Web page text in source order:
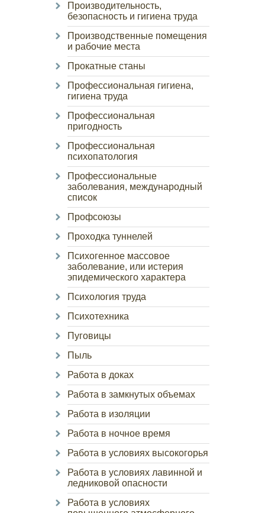
Производительность,
безопасность и гигиена труда
Производственные помещения
и рабочие места
Прокатные станы
Профессиональная гигиена,
гигиена труда
Профессиональная
пригодность
Профессиональная
психопатология
Профессиональные
заболевания, международный
список
Профсоюзы
Проходка туннелей
Психогенное массовое
заболевание, или истерия
эпидемического характера
Психология труда
Психотехника
Пуговицы
Пыль
Работа в доках
Работа в замкнутых объемах
Работа в изоляции
Работа в ночное время
Работа в условиях высокогорья
Работа в условиях лавинной и
ледниковой опасности
Работа в условиях